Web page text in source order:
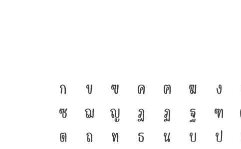
ก ข ฃ ค ฅ ฆ ง
ซ
ฌ ญ ฎ ฏ ฐ ฑ
ต
ถ ท ธ น บ ป